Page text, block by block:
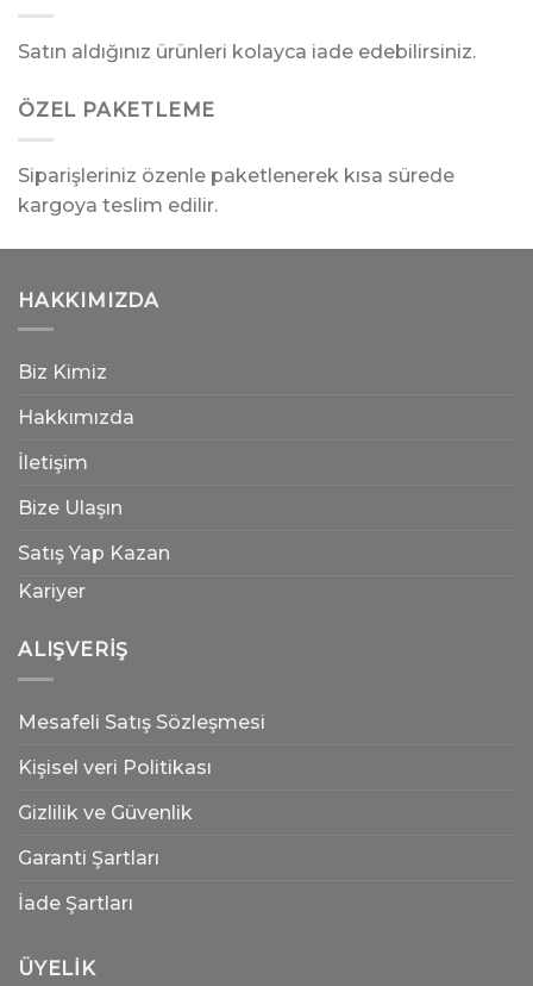
Satın aldığınız ürünleri kolayca iade edebilirsiniz.
ÖZEL PAKETLEME
Siparişleriniz özenle paketlenerek kısa sürede
kargoya teslim edilir.
HAKKIMIZDA
Biz Kimiz
Hakkımızda
İletişim
Bize Ulaşın
Satış Yap Kazan
Kariyer
ALIŞVERIŞ
Mesafeli Satış Sözleşmesi
Kişisel veri Politikası
Gizlilik ve Güvenlik
Garanti Şartları
İade Şartları
ÜYELIK